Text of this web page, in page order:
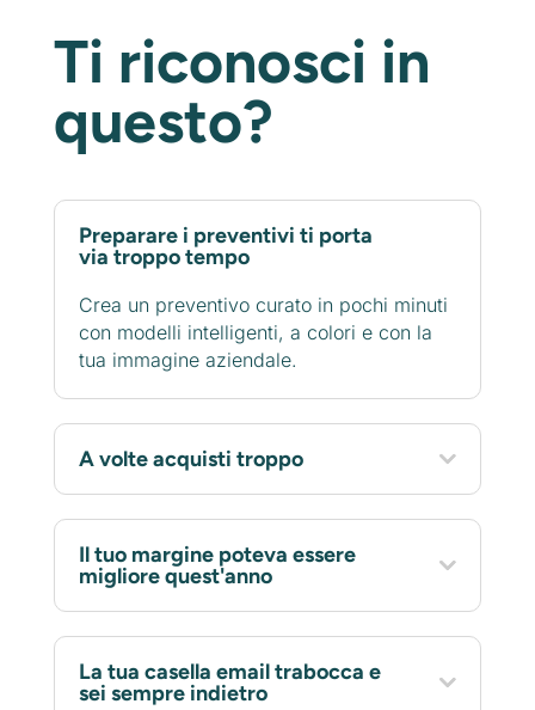
Ti riconosci in
questo?
Preparare i preventivi ti porta
via troppo tempo
Crea un preventivo curato in pochi minuti
con modelli intelligenti, a colori e con la
tua immagine aziendale.
A volte acquisti troppo
Il tuo margine poteva essere
migliore quest'anno
La tua casella email trabocca e
sei sempre indietro